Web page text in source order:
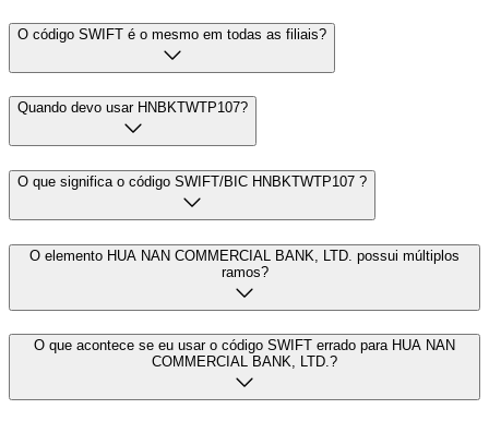
O código SWIFT é o mesmo em todas as filiais?
Quando devo usar HNBKTWTP107?
O que significa o código SWIFT/BIC HNBKTWTP107 ?
O elemento HUA NAN COMMERCIAL BANK, LTD. possui múltiplos
ramos?
O que acontece se eu usar o código SWIFT errado para HUA NAN
COMMERCIAL BANK, LTD.?